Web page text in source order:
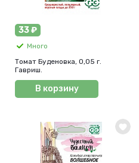
33 ₽
Много
Томат Буденовка, 0,05 г.
Гавриш.
В корзину